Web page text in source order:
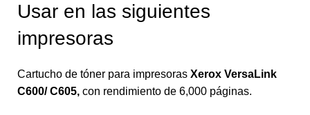
Usar en las siguientes
impresoras
Cartucho de tóner para impresoras Xerox VersaLink
C600/ C605, con rendimiento de 6,000 páginas.